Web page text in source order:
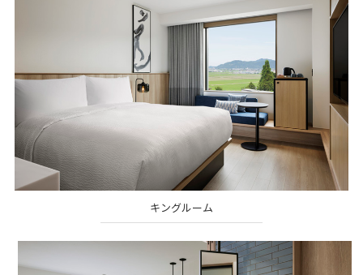
キングルーム